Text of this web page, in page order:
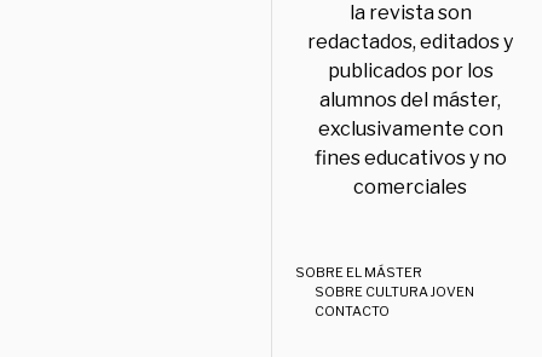
la revista son
redactados, editados y
publicados por los
alumnos del máster,
exclusivamente con
fines educativos y no
comerciales
SOBRE EL MÁSTER
SOBRE CULTURA JOVEN
CONTACTO